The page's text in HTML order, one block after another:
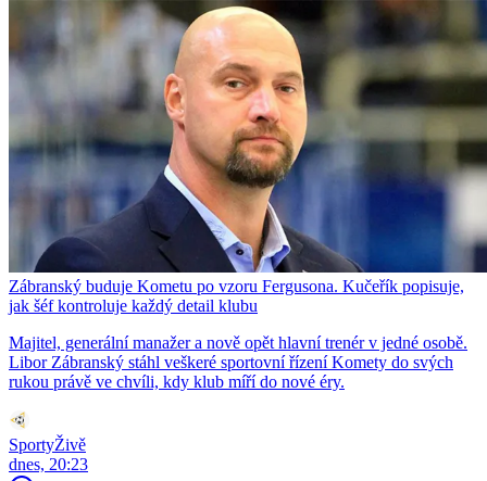
Zábranský buduje Kometu po vzoru Fergusona. Kučeřík popisuje,
jak šéf kontroluje každý detail klubu
Majitel, generální manažer a nově opět hlavní trenér v jedné osobě.
Libor Zábranský stáhl veškeré sportovní řízení Komety do svých
rukou právě ve chvíli, kdy klub míří do nové éry.
SportyŽivě
dnes, 20:23